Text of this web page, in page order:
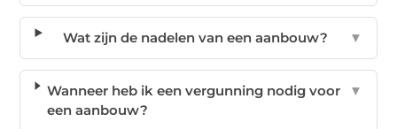
Wat zijn de nadelen van een aanbouw? ▼
Wanneer heb ik een vergunning nodig voor
een aanbouw?
▼